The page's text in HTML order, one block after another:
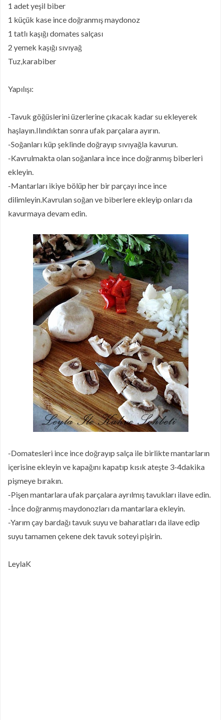
1 adet yeşil biber
1 küçük kase ince doğranmış maydonoz
1 tatlı kaşığı domates salçası
2 yemek kaşığı sıvıyağ
Tuz,karabiber
Yapılışı:
-Tavuk göğüslerini üzerlerine çıkacak kadar su ekleyerek
haşlayın.Ilındıktan sonra ufak parçalara ayırın.
-Soğanları küp şeklinde doğrayıp sıvıyağla kavurun.
-Kavrulmakta olan soğanlara ince ince doğranmış biberleri
ekleyin.
-Mantarları ikiye bölüp her bir parçayı ince ince
dilimleyin.Kavrulan soğan ve biberlere ekleyip onları da
kavurmaya devam edin.
-Domatesleri ince ince doğrayıp salça ile birlikte mantarların
içerisine ekleyin ve kapağını kapatıp kısık ateşte 3-4dakika
pişmeye bırakın.
-Pişen mantarlara ufak parçalara ayrılmış tavukları ilave edin.
-İnce doğranmış maydonozları da mantarlara ekleyin.
-Yarım çay bardağı tavuk suyu ve baharatları da ilave edip
suyu tamamen çekene dek tavuk soteyi pişirin.
LeylaK